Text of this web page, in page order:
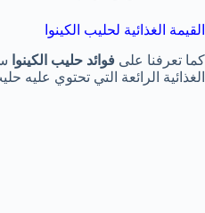
القيمة الغذائية لحليب الكينوا
كما تعرفنا على فوائد حليب الكينوا
الغذائية الرائعة التي تحتوي عليه